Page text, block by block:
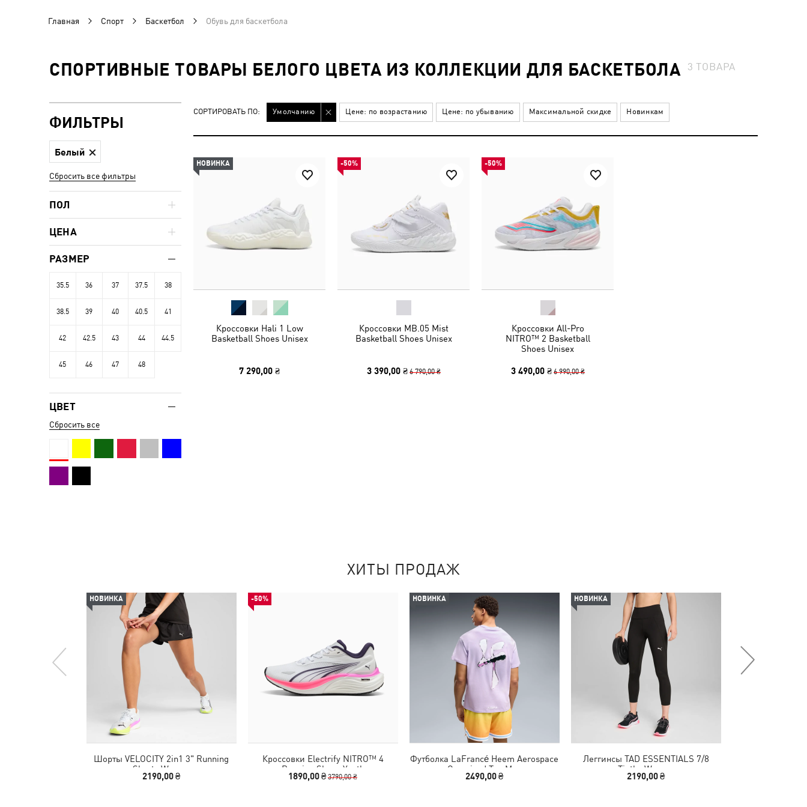
Главная Спорт Баскетбол Обувь для баскетбола
СПОРТИВНЫЕ ТОВАРЫ БЕЛОГО ЦВЕТА ИЗ КОЛЛЕКЦИИ ДЛЯ БАСКЕТБОЛА 3ТОВАРА
СОРТИРОВАТЬ ПО: Умолчанию Цене: по возрастанию Цене: по убыванию Максимальной скидке Новинкам
НОВИНКА
Кроссовки Hali 1 Low
Basketball Shoes Unisex
7 290,00 ₴
-50%
Кроссовки MB.05 Mist
Basketball Shoes Unisex
3 390,00 ₴ 6 790,00 ₴
-50%
Кроссовки All-Pro
NITRO™ 2 Basketball
Shoes Unisex
3 490,00 ₴ 6 990,00 ₴
ФИЛЬТРЫ
Белый
Сбросить все фильтры
ПОЛ
ЦЕНА
РАЗМЕР
35.5 36 37 37.5 38
38.5 39 40 40.5 41
42 42.5 43 44 44.5
45 46 47 48
ЦВЕТ
Сбросить все
ХИТЫ ПРОДАЖ
НОВИНКА
Шорты VELOCITY 2in1 3" Running
Shorts Women
2190,00 ₴
-50%
Кроссовки Electrify NITRO™ 4
Running Shoes Youth
1890,00 ₴3790,00 ₴
НОВИНКА
Футболка LaFrancé Heem Aerospace
Oversized Tee Men
2490,00 ₴
НОВИНКА
Леггинсы TAD ESSENTIALS 7/8
Tigths Women
2190,00 ₴